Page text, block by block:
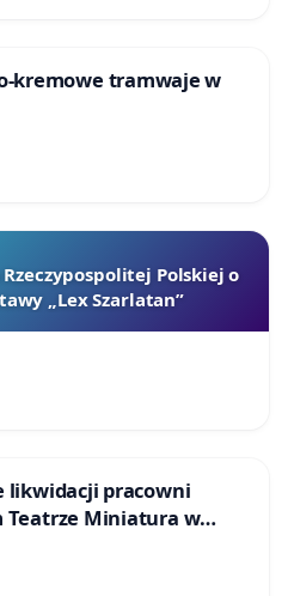
kremowe tramwaje w
Polskiej o
„Lex Szarlatan”
likwidacji pracowni
Miniatura w